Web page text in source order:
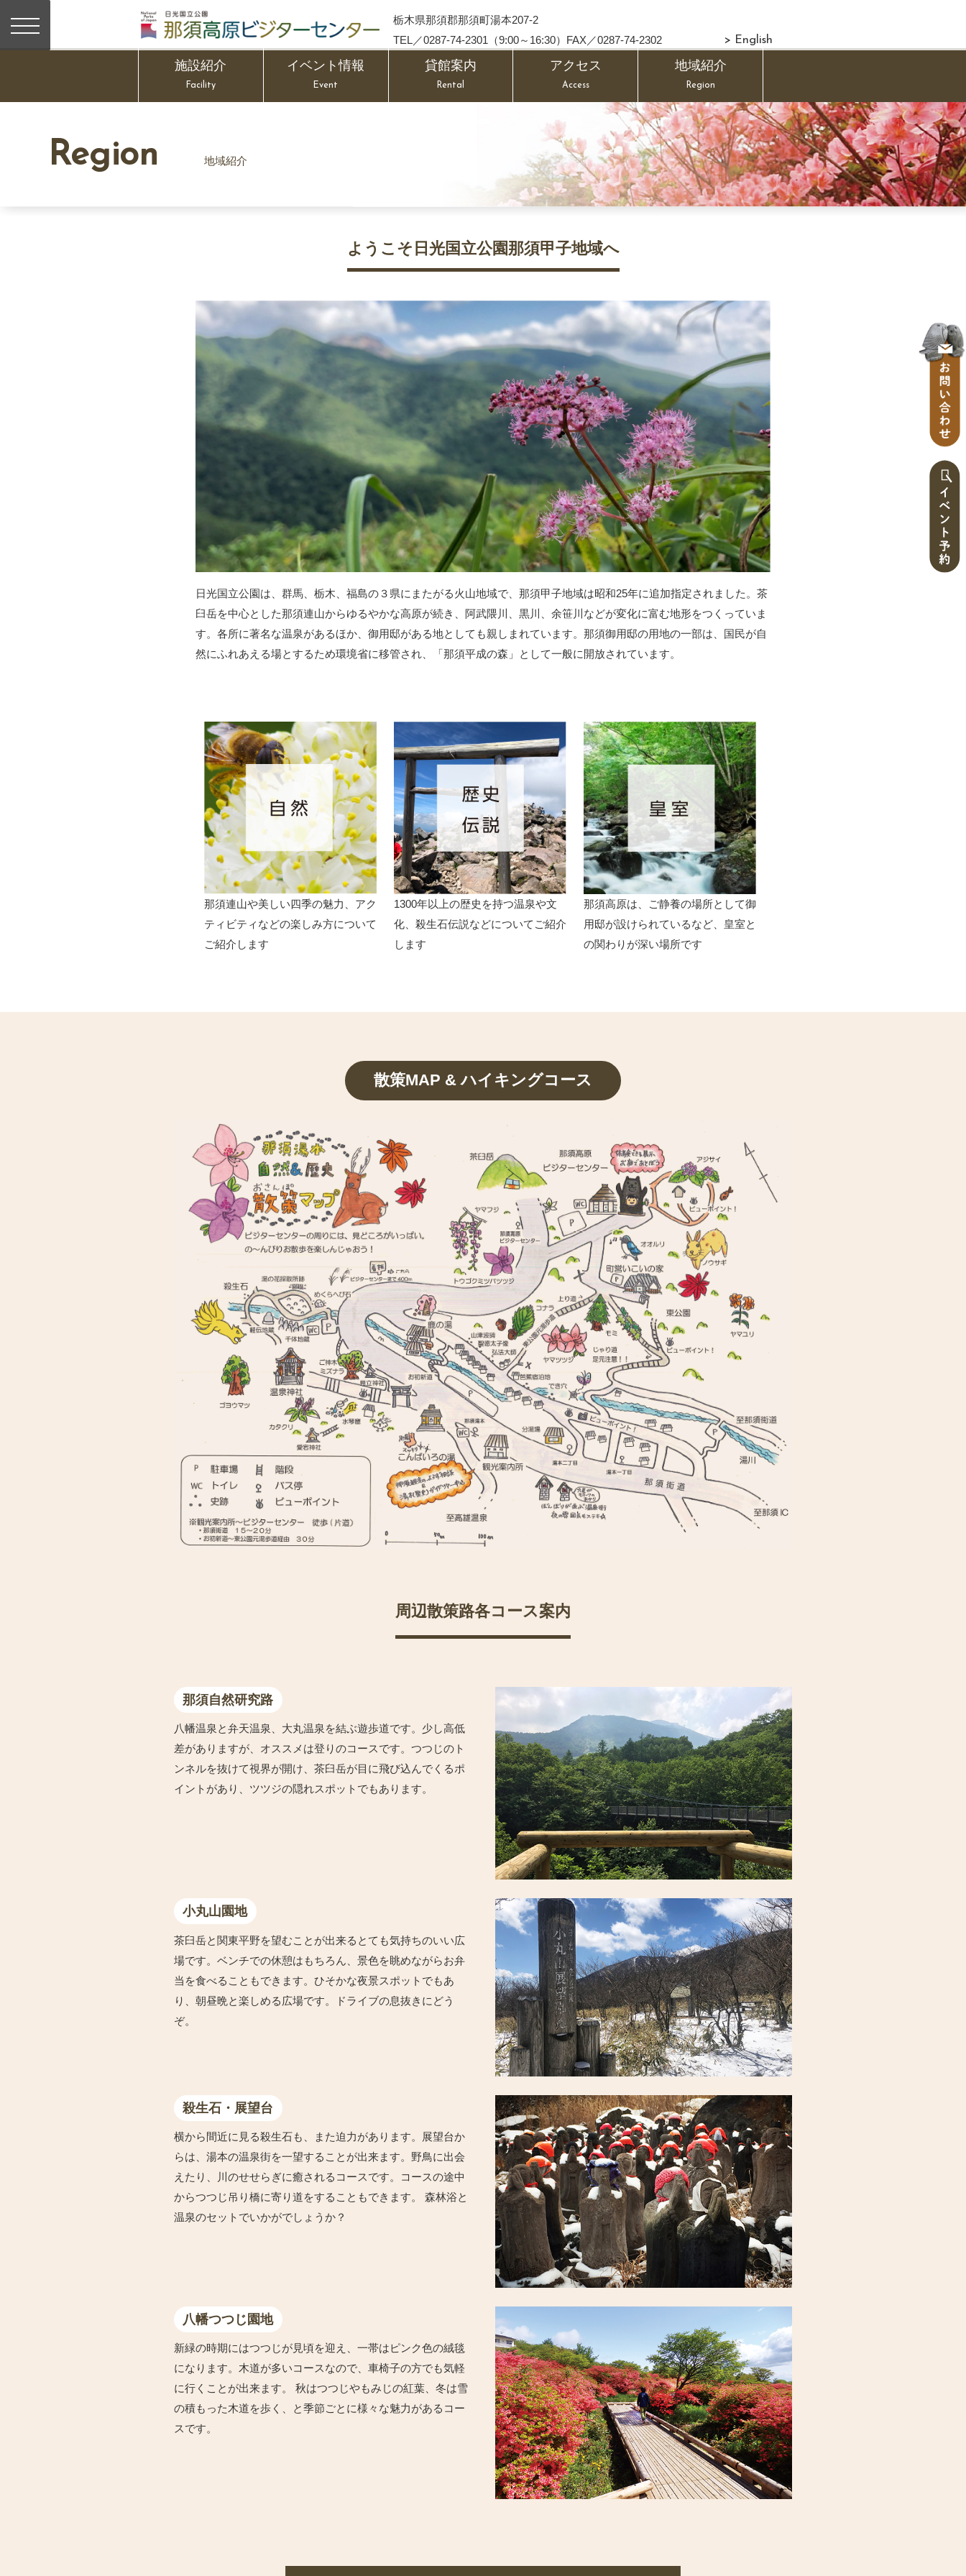
栃木県那須郡那須町湯本207-2
TEL／0287-74-2301（9:00～16:30）FAX／0287-74-2302
> English
施設紹介
Facility
イベント情報
Event
貸館案内
Rental
アクセス
Access
地域紹介
Region
Region 地域紹介
ようこそ日光国立公園那須甲子地域へ
日光国立公園は、群馬、栃木、福島の３県にまたがる火山地域で、那須甲子地域は昭和25年に追加指定されました。茶
臼岳を中心とした那須連山からゆるやかな高原が続き、阿武隈川、黒川、余笹川などが変化に富む地形をつくっていま
す。各所に著名な温泉があるほか、御用邸がある地としても親しまれています。那須御用邸の用地の一部は、国民が自
然にふれあえる場とするため環境省に移管され、「那須平成の森」として一般に開放されています。
那須連山や美しい四季の魅力、アク
ティビティなどの楽しみ方について
ご紹介します
1300年以上の歴史を持つ温泉や文
化、殺生石伝説などについてご紹介
します
那須高原は、ご静養の場所として御
用邸が設けられているなど、皇室と
の関わりが深い場所です
散策MAP & ハイキングコース
周辺散策路各コース案内
那須自然研究路
八幡温泉と弁天温泉、大丸温泉を結ぶ遊歩道です。少し高低
差がありますが、オススメは登りのコースです。つつじのト
ンネルを抜けて視界が開け、茶臼岳が目に飛び込んでくるポ
イントがあり、ツツジの隠れスポットでもあります。
小丸山園地
茶臼岳と関東平野を望むことが出来るとても気持ちのいい広
場です。ベンチでの休憩はもちろん、景色を眺めながらお弁
当を食べることもできます。ひそかな夜景スポットでもあ
り、朝昼晩と楽しめる広場です。ドライブの息抜きにどう
ぞ。
殺生石・展望台
横から間近に見る殺生石も、また迫力があります。展望台か
らは、湯本の温泉街を一望することが出来ます。野鳥に出会
えたり、川のせせらぎに癒されるコースです。コースの途中
からつつじ吊り橋に寄り道をすることもできます。 森林浴と
温泉のセットでいかがでしょうか？
八幡つつじ園地
新緑の時期にはつつじが見頃を迎え、一帯はピンク色の絨毯
になります。木道が多いコースなので、車椅子の方でも気軽
に行くことが出来ます。 秋はつつじやもみじの紅葉、冬は雪
の積もった木道を歩く、と季節ごとに様々な魅力があるコー
スです。